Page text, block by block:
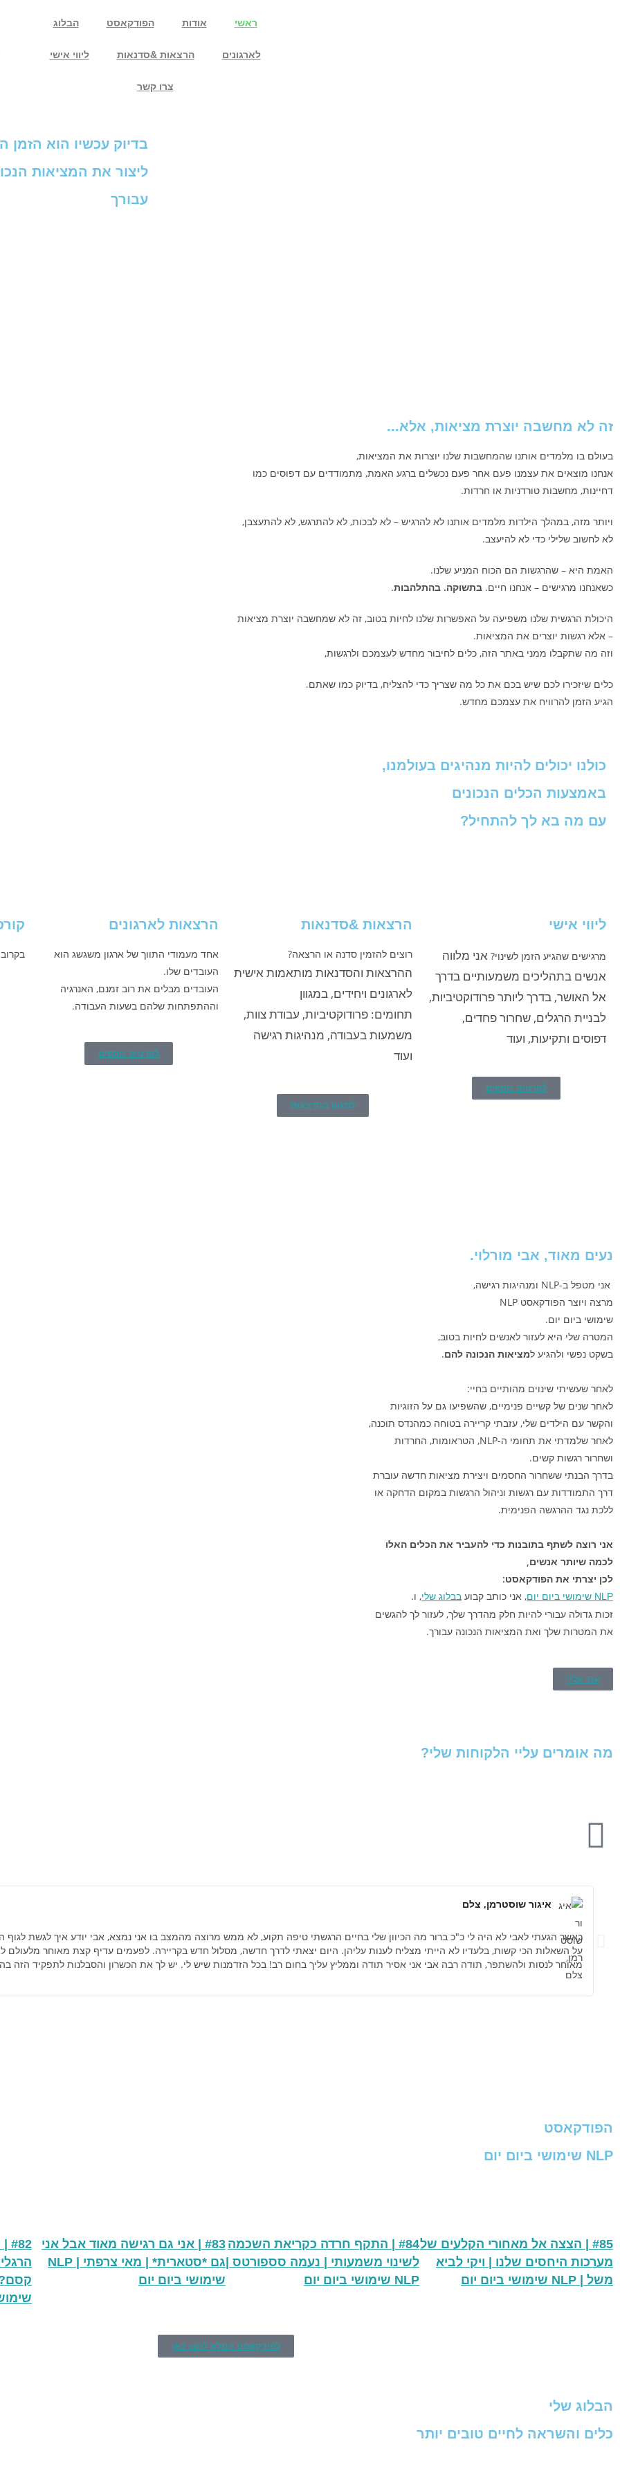
ראשי
אודות הפודקאסט הבלוג
לארגונים הרצאות &סדנאות ליווי אישי
צרו קשר
בדיוק עכשיו הוא הזמן
ליצור את המציאות
עבורך
זה לא מחשבה יוצרת מציאות, אלא...
בעולם בו מלמדים אותנו שהמחשבות שלנו יוצרות את המציאות,
אנחנו מוצאים את עצמנו פעם אחר פעם נכשלים ברגע האמת, מתמודדים עם דפוסים כמו
דחיינות, מחשבות טורדניות או חרדות.
ויותר מזה, במהלך הילדות מלמדים אותנו לא להרגיש – לא לבכות, לא להתרגש, לא להתעצבן,
לא לחשוב שלילי כדי לא להיעצב.
האמת היא – שהרגשות הם הכוח המניע שלנו.
כשאנחנו מרגישים – אנחנו חיים. בתשוקה. בהתלהבות.
היכולת הרגשית שלנו משפיעה על האפשרות שלנו לחיות בטוב, זה לא שמחשבה יוצרת מציאות
– אלא רגשות יוצרים את המציאות.
וזה מה שתקבלו ממני באתר הזה, כלים לחיבור מחדש לעצמכם ולרגשות,
כלים שיזכירו לכם שיש בכם את כל מה שצריך כדי להצליח, בדיוק כמו שאתם.
הגיע הזמן להרוויח את עצמכם מחדש.
כולנו יכולים להיות מנהיגים בעולמנו,
באמצעות הכלים הנכונים
עם מה בא לך להתחיל?
ליווי אישי
מרגישים שהגיע הזמן לשינוי? אני מלווה
אנשים בתהליכים משמעותיים בדרך
אל האושר, בדרך ליותר פרודוקטיביות,
לבניית הרגלים, שחרור פחדים,
דפוסים ותקיעות, ועוד
לפרטים נוספים
הרצאות &סדנאות
רוצים להזמין סדנה או הרצאה?
ההרצאות והסדנאות מותאמות אישית
לארגונים ויחידים, במגוון
תחומים: פרודוקטיביות, עבודת צוות,
משמעות בעבודה, מנהיגות רגישה
ועוד
למגוון ההרצאות
הרצאות לארגונים
אחד מעמודי התווך של ארגון משגשג הוא
העובדים שלו.
העובדים מבלים את רוב זמנם, האנרגיה
וההתפתחות שלהם בשעות העבודה.
לפרטים נוספים
נעים מאוד, אבי מורלוי.
אני מטפל ב-NLP ומנהיגות רגישה,
מרצה ויוצר הפודקאסט NLP
שימושי ביום יום.
המטרה שלי היא לעזור לאנשים לחיות בטוב,
בשקט נפשי ולהגיע למציאות הנכונה להם.
לאחר שעשיתי שינוים מהותיים בחיי:
לאחר שנים של קשיים פנימיים, שהשפיעו גם על הזוגיות
והקשר עם הילדים שלי, עזבתי קריירה בטוחה כמהנדס תוכנה,
לאחר שלמדתי את תחומי ה-NLP, הטראומות, החרדות
ושחרור רגשות קשים.
בדרך הבנתי ששחרור החסמים ויצירת מציאות חדשה עוברת
דרך התמודדות עם רגשות וניהול הרגשות במקום הדחקה או
ללכת נגד ההרגשה הפנימית.
אני רוצה לשתף בתובנות כדי להעביר את הכלים האלו
לכמה שיותר אנשים,
לכן יצרתי את הפודקאסט:
NLP שימושי ביום יום , אני כותב קבוע בבלוג שלי, ו.
זכות גדולה עבורי להיות חלק מהדרך שלך, לעזור לך להגשים
את המטרות שלך ואת המציאות הנכונה עבורך.
עוד עליי
מה אומרים עליי הלקוחות שלי?
איגור שוסטרמן, צלם
כאשר הגעתי לאבי לא היה לי כ"כ ברור מה הכיוון שלי בחיים הרגשתי טיפה תקוע, לא ממש מרוצה מהמצב בו אני נמצא, אבי יודע איך לגשת לגוף
על השאלות הכי קשות, בלעדיו לא הייתי מצליח לענות עליהן. היום יצאתי לדרך חדשה, מסלול חדש בקריירה. לפעמים עדיף קצת מאוחר
מאוחר לנסות ולהשתפר, תודה רבה אבי אני אסיר תודה וממליץ עליך בחום רב! בכל הזדמנות שיש לי. יש לך את הכשרון והסבלנות לתפקיד הזה
הפודקאסט
NLP שימושי ביום יום
#85 | הצצה אל מאחורי הקלעים של
מערכות היחסים שלנו | ויקי לביא
משל | NLP שימושי ביום יום
#84 | התקף חרדה כקריאת השכמה
לשינוי משמעותי | נעמה סספורטס |
NLP שימושי ביום יום
#83 | אני גם רגישה מאוד אבל אני
גם *סטארית* | מאי צרפתי | NLP
שימושי ביום יום
לפודקאסט המלא לחצו כאן
הבלוג שלי
כלים והשראה לחיים טובים יותר